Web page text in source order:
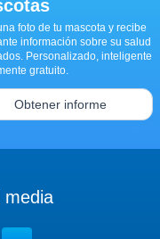
foto de tu mascota y recibe
información sobre su salud
Personalizado, inteligente
gratuito.
Obtener informe
media